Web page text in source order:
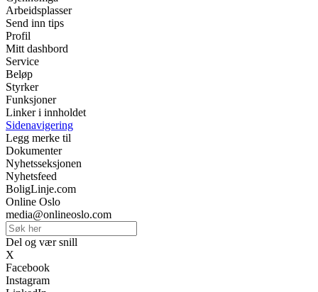
Arbeidsplasser
Send inn tips
Profil
Mitt dashbord
Service
Beløp
Styrker
Funksjoner
Linker i innholdet
Sidenavigering
Legg merke til
Dokumenter
Nyhetsseksjonen
Nyhetsfeed
BoligLinje.com
Online Oslo
media@onlineoslo.com
Del og vær snill
X
Facebook
Instagram